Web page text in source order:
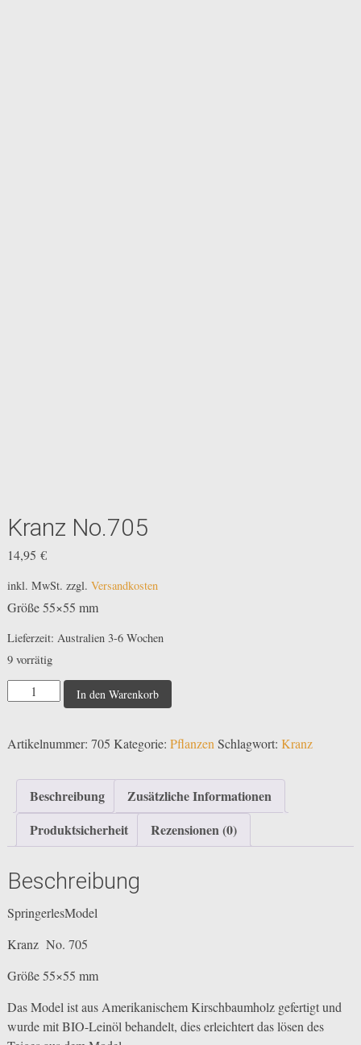
Kranz No.705
14,95 €
inkl. MwSt. zzgl. Versandkosten
Größe 55×55 mm
Lieferzeit: Australien 3-6 Wochen
9 vorrätig
Kranz
In den Warenkorb
Artikelnummer: 705 Kategorie: PflanzenSchlagwort: Kranz
Beschreibung
Zusätzliche Informationen
Produktsicherheit
Rezensionen (0)
Beschreibung
SpringerlesModel
Kranz No. 705
Größe 55×55 mm
Das Model ist aus Amerikanischem Kirschbaumholz gefertigt und
wurde mit BIO-Leinöl behandelt, dies erleichtert das lösen des